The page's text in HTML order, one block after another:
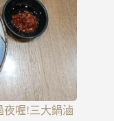
夜喔!三大鍋滷